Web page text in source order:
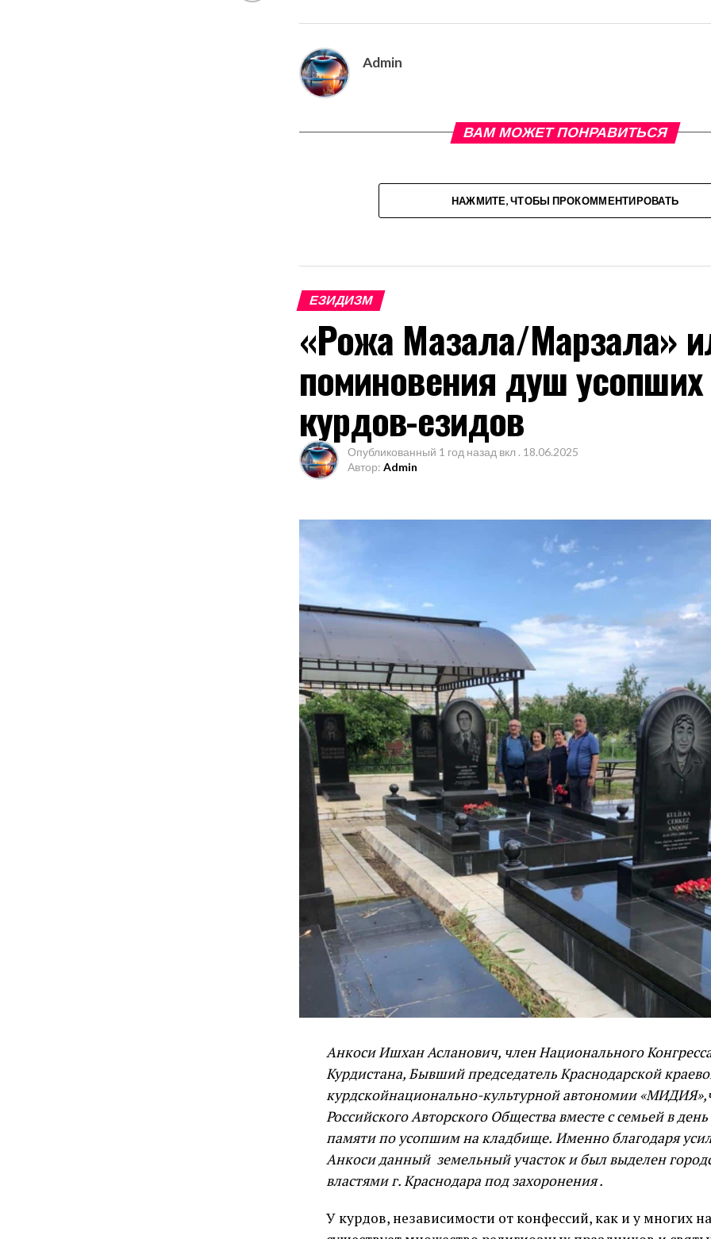
Admin
ВАМ МОЖЕТ ПОНРАВИТЬСЯ
НАЖМИТЕ, ЧТОБЫ ПРОКОММЕНТИРОВАТЬ
ЕЗИДИЗМ
«Рожа Мазала/Марзала»
поминовения душ усопших
курдов-езидов
Опубликованный 1 год назад вкл . 18.06.2025
Автор: Admin
Анкоси Ишхан Асланович, член Национального
Курдистана, Бывший председатель Краснодарской
курдскойнационально-культурной автономии
Российского Авторского Общества вместе с семьей в
памяти по усопшим на кладбище. Именно благодаря
Анкосиданный земельный участоки был выделен
властями г. Краснодарапод захоронения.
У курдов, независимости от конфессий, как и у многих